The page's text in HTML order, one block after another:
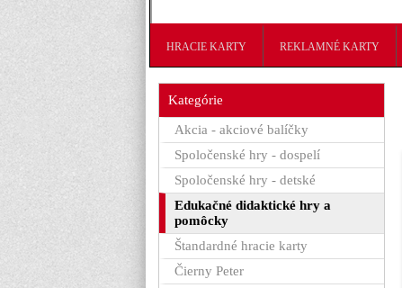
HRACIE KARTY REKLAMNÉ KARTY
Kategórie
Akcia - akciové balíčky
Spoločenské hry - dospelí
Spoločenské hry - detské
Edukačné didaktické hry a
pomôcky
Štandardné hracie karty
Čierny Peter